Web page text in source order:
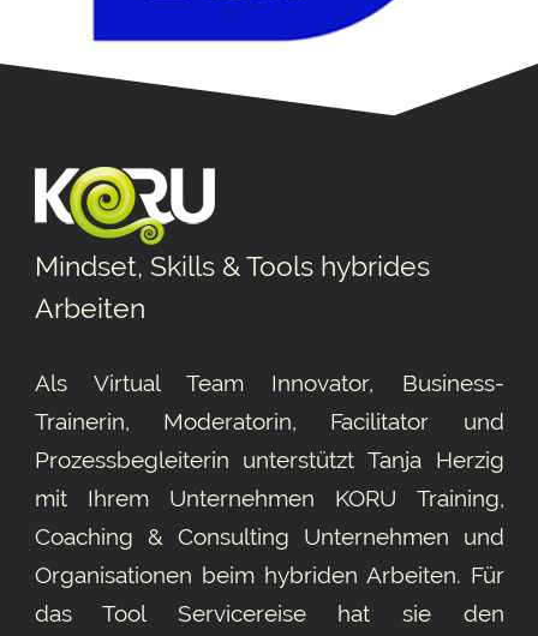
Mindset, Skills & Tools hybrides
Arbeiten
Als Virtual Team Innovator, Business-
Trainerin, Moderatorin, Facilitator und
Prozessbegleiterin unterstützt Tanja Herzig
mit Ihrem Unternehmen KORU Training,
Coaching & Consulting Unternehmen und
Organisationen beim hybriden Arbeiten. Für
das Tool Servicereisehat sie den